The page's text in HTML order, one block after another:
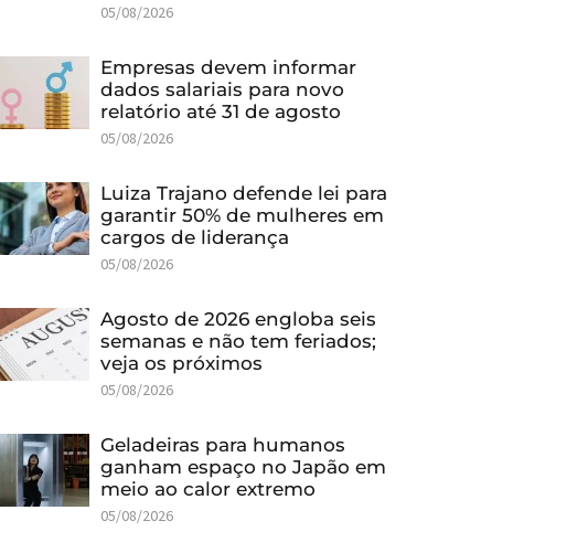
05/08/2026
Empresas devem informar
dados salariais para novo
relatório até 31 de agosto
05/08/2026
Luiza Trajano defende lei para
garantir 50% de mulheres em
cargos de liderança
05/08/2026
Agosto de 2026 engloba seis
semanas e não tem feriados;
veja os próximos
05/08/2026
Geladeiras para humanos
ganham espaço no Japão em
meio ao calor extremo
05/08/2026